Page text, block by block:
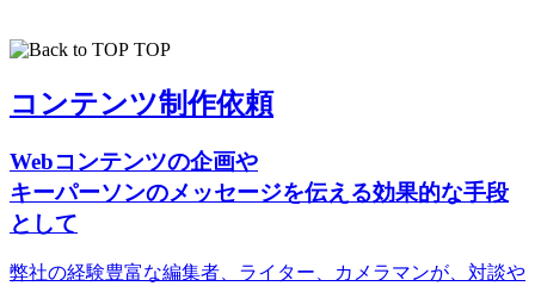
TOP
コンテンツ制作依頼
Webコンテンツの企画や
キーパーソンのメッセージを伝える効果的な手段
として
弊社の経験豊富な編集者、ライター、カメラマンが、対談や